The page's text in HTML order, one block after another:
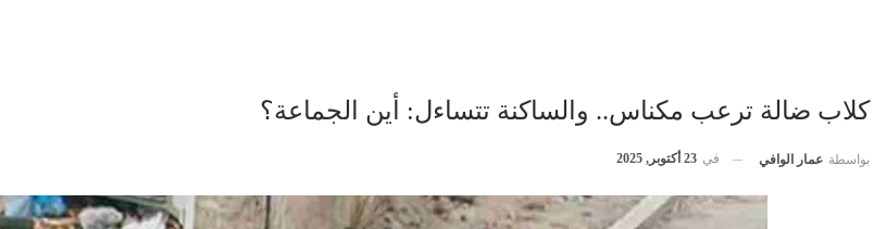
كلاب ضالة ترعب مكناس.. والساكنة تتساءل: أين الجماعة؟
بواسطة عمار الوافي في 23 أكتوبر, 2025